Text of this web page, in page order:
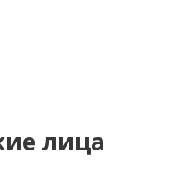
лица